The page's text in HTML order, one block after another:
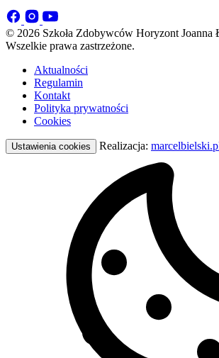
© 2026 Szkoła Zdobywców Horyzont Joanna
Wszelkie prawa zastrzeżone.
Aktualności
Regulamin
Kontakt
Polityka prywatności
Cookies
Ustawienia cookies Realizacja: